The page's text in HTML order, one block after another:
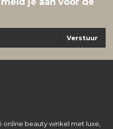
Verstuur
beauty winkel met luxe,